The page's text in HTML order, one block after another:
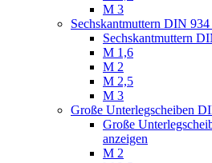
M 3
Sechskantmuttern DIN 934
Sechskantmuttern
M 1,6
M 2
M 2,5
M 3
Große Unterlegscheiben
Große
anzeigen
M 2